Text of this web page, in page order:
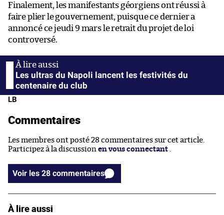
Finalement, les manifestants géorgiens ont réussi à
faire plier le gouvernement, puisque ce dernier a
annoncé ce jeudi 9 mars le retrait du projet de loi
controversé.
Les ultras du Napoli lancent les festivités du
centenaire du club
LB
Commentaires
Les membres ont posté 28 commentaires sur cet article.
Participez à la discussion en vous connectant
Voir les 28 commentaires
À lire aussi